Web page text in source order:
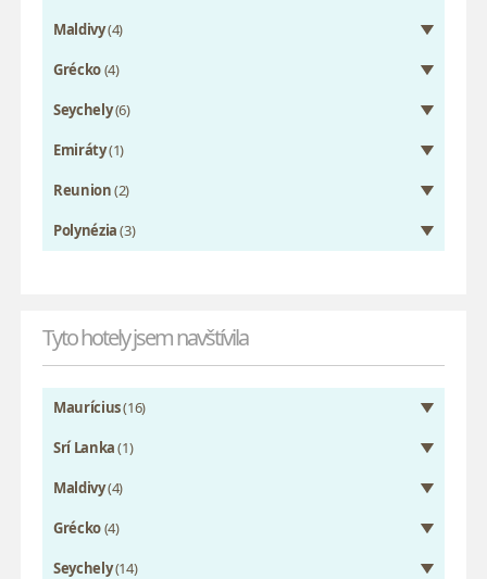
Maldivy(4)
Grécko(4)
Seychely(6)
Emiráty(1)
Reunion(2)
Polynézia(3)
Tyto hotely jsem navštívila
Maurícius(16)
Srí Lanka(1)
Maldivy(4)
Grécko(4)
Seychely(14)